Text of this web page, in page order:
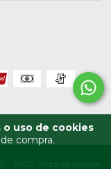
uso de cookies
compra.
2026. Todos os direitos